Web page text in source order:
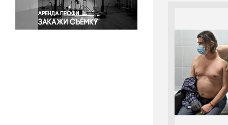
Экономика и бизнес